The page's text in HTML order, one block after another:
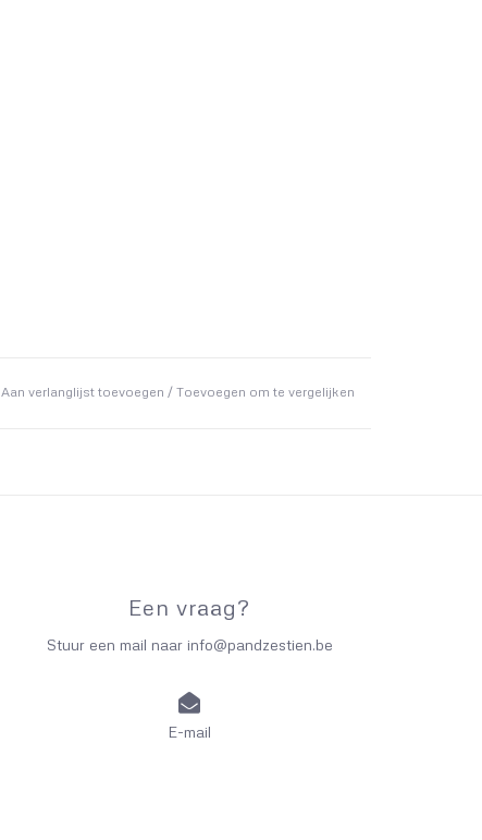
Aan verlanglijst toevoegen / Toevoegen om te vergelijken
Een vraag?
Stuur een mail naar info@pandzestien.be
E-mail